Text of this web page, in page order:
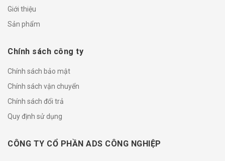
Giới thiệu
Sản phẩm
Chính sách công ty
Chính sách bảo mật
Chính sách vận chuyển
Chính sách đổi trả
Quy định sử dụng
CÔNG TY CỔ PHẦN ADS CÔNG NGHIỆP